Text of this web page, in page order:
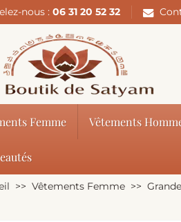
nous : 06 31 20 52 32
Femme Vêtements
Vêtements Femme